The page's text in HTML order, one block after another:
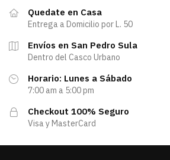
Quedate en Casa
Entrega a Domicilio por L. 50
Envíos en San Pedro Sula
Dentro del Casco Urbano
Horario: Lunes a Sábado
7:00 am a 5:00 pm
Checkout 100% Seguro
Visa y MasterCard